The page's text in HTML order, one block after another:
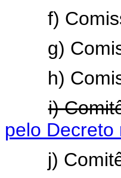
f)
g)
h)
i)
pelo Decreto
j) Comitê